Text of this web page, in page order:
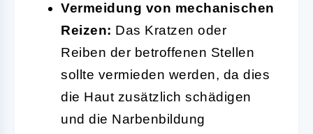
Vermeidung von mechanischen
Reizen: Das Kratzen oder
Reiben der betroffenen Stellen
sollte vermieden werden, da dies
die Haut zusätzlich schädigen
und die Narbenbildung